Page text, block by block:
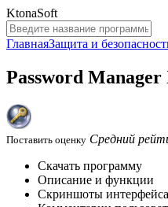
KtonaSoft
ГлавнаяЗащита и
Password Manager
Поставить оценку Средний
Скачать программу
Описание и функции
Скриншоты интерфейса